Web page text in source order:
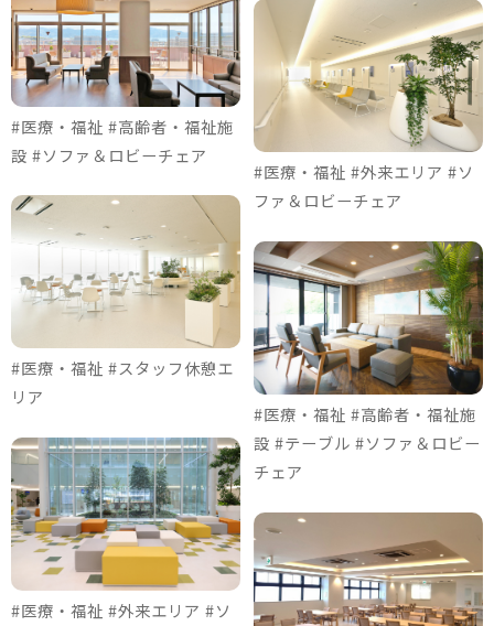
#医療・福祉 #高齢者・福祉施
設 #ソファ＆ロビーチェア
#医療・福祉 #スタッフ休憩エ
リア
#医療・福祉 #外来エリア #ソ
#医療・福祉 #外来エリア #ソ
ファ＆ロビーチェア
#医療・福祉 #高齢者・福祉施
設 #テーブル #ソファ＆ロビー
チェア